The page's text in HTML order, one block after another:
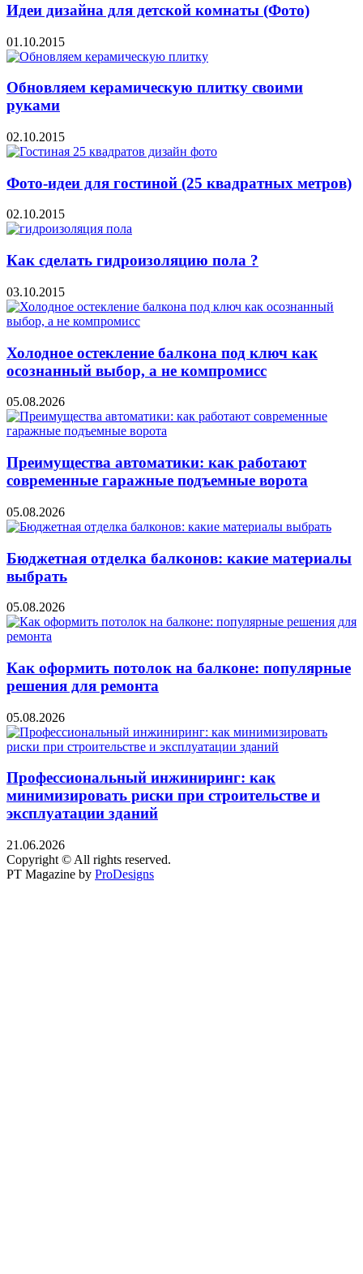
Идеи дизайна для детской комнаты (Фото)
01.10.2015
Обновляем керамическую плитку своими
руками
02.10.2015
Фото-идеи для гостиной (25 квадратных метров)
02.10.2015
Как сделать гидроизоляцию пола ?
03.10.2015
Холодное остекление балкона под ключ как
осознанный выбор, а не компромисс
05.08.2026
Преимущества автоматики: как работают
современные гаражные подъемные ворота
05.08.2026
Бюджетная отделка балконов: какие материалы
выбрать
05.08.2026
Как оформить потолок на балконе: популярные
решения для ремонта
05.08.2026
Профессиональный инжиниринг: как
минимизировать риски при строительстве и
эксплуатации зданий
21.06.2026
Copyright © All rights reserved.
PT Magazine by ProDesigns